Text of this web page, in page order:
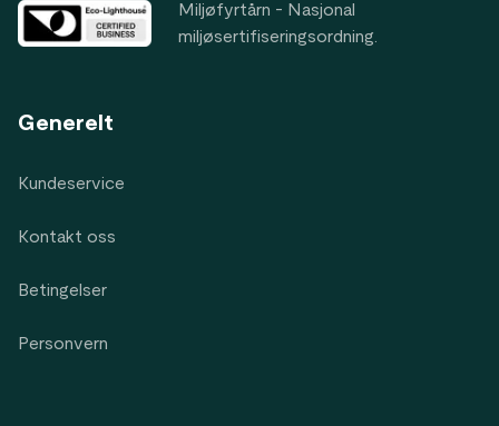
Miljøfyrtårn - Nasjonal
miljøsertifiseringsordning.
Generelt
Kundeservice
Kontakt oss
Betingelser
Personvern